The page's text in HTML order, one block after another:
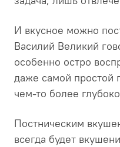
И вкусное можно
Василий Великий
особенно остро
даже самой простой
чем-то более
Постническим
всегда будет